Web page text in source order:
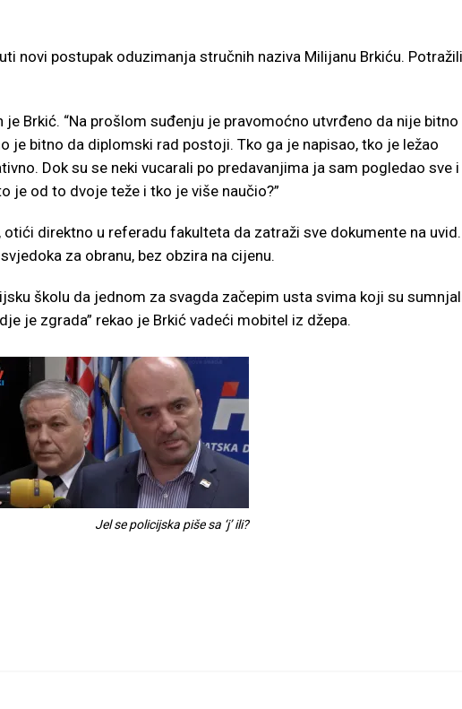
novi postupak oduzimanja stručnih naziva Milijanu Brkiću. Potražili
je Brkić. “Na prošlom suđenju je pravomoćno utvrđeno da nije bitno
je bitno da diplomski rad postoji. Tko ga je napisao, tko je ležao
Dok su se neki vucarali po predavanjima ja sam pogledao sve i
je od to dvoje teže i tko je više naučio?”
otići direktno u referadu fakulteta da zatraži sve dokumente na uvid.
za obranu, bez obzira na cijenu.
školu da jednom za svagda začepim usta svima koji su
je zgrada” rekao je Brkić vadeći mobitel iz džepa.
Jel se policijska piše sa ‘j’ ili?